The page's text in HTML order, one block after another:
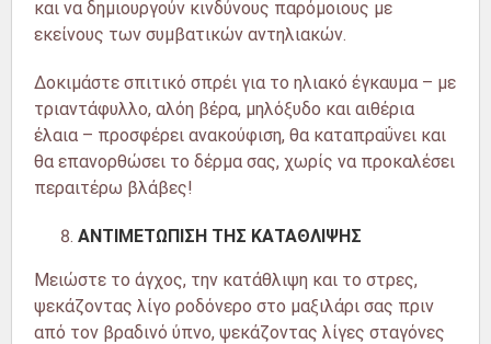
και να δημιουργούν κινδύνους παρόμοιους με
εκείνους των συμβατικών αντηλιακών.
Δοκιμάστε σπιτικό σπρέι για το ηλιακό έγκαυμα – με
τριαντάφυλλο, αλόη βέρα, μηλόξυδο και αιθέρια
έλαια – προσφέρει ανακούφιση, θα καταπραΰνει και
θα επανορθώσει το δέρμα σας, χωρίς να προκαλέσει
περαιτέρω βλάβες!
ΑΝΤΙΜΕΤΩΠΙΣΗ ΤΗΣ ΚΑΤΑΘΛΙΨΗΣ
Μειώστε το άγχος, την κατάθλιψη και το στρες,
ψεκάζοντας λίγο ροδόνερο στο μαξιλάρι σας πριν
από τον βραδινό ύπνο, ψεκάζοντας λίγες σταγόνες